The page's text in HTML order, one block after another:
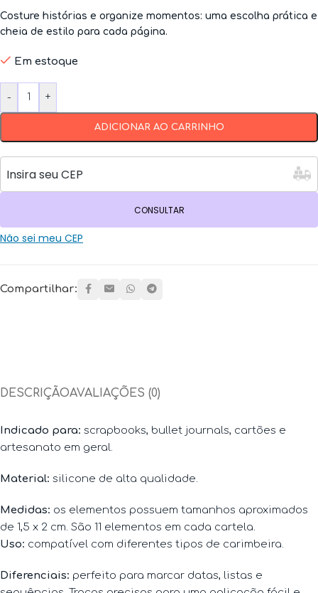
Costure histórias e organize momentos: uma escolha prática e
cheia de estilo para cada página.
Em estoque
- +
ADICIONAR AO CARRINHO
CONSULTAR
Não sei meu CEP
Compartilhar:
DESCRIÇÃOAVALIAÇÕES (0)
Indicado para: scrapbooks, bullet journals, cartões e
artesanato em geral.
Material: silicone de alta qualidade.
Medidas: os elementos possuem tamanhos aproximados
de 1,5 x 2 cm. São 11 elementos em cada cartela.
Uso: compatível com diferentes tipos de carimbeira.
Diferenciais: perfeito para marcar datas, listas e